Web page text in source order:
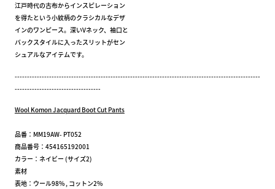
江戸時代の古布からインスピレーション
を得たという小紋柄のクラシカルなデザ
インのワンピース。深いVネック、袖口と
バックスタイルに入ったスリットがセン
シュアルなアイテムです。
----------------------------------------------------------------------------------------------------
-----------------------------------
Wool Komon Jacquard Boot Cut Pants
品番：MM19AW- PT052
商品番号：454165192001
カラー：ネイビー (サイズ2)
素材
表地：ウール98% , コットン2%